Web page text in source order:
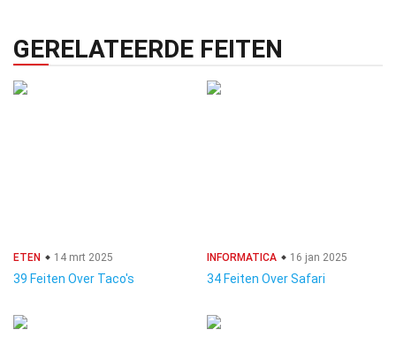
GERELATEERDE FEITEN
ETEN 14 mrt 2025
39 Feiten Over Taco's
INFORMATICA 16 jan 2025
34 Feiten Over Safari